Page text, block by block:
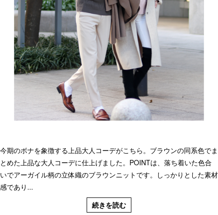
今期のボナを象徴する上品大人コーデがこちら。ブラウンの同系色でま
とめた上品な大人コーデに仕上げました。POINTは、落ち着いた色合
いでアーガイル柄の立体織のブラウンニットです。しっかりとした素材
感であり...
続きを読む